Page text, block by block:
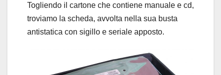
Togliendo il cartone che contiene manuale e cd,
troviamo la scheda, avvolta nella sua busta
antistatica con sigillo e seriale apposto.